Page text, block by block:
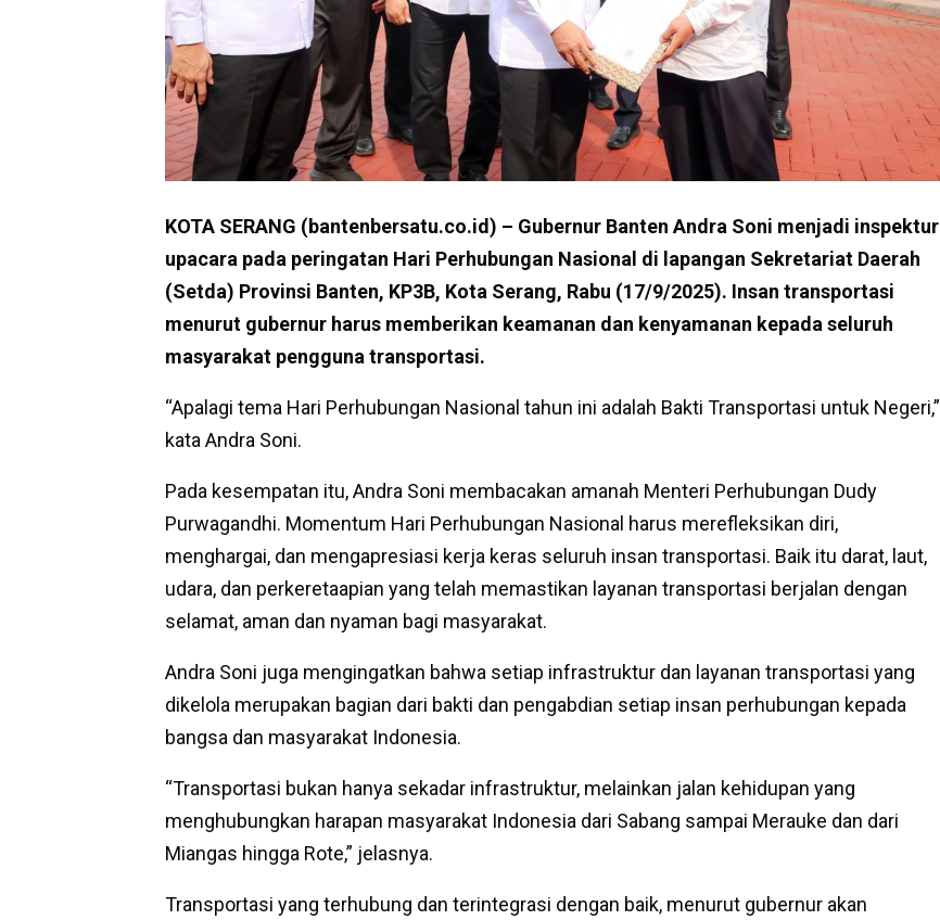
KOTA SERANG (bantenbersatu.co.id) – Gubernur Banten Andra Soni menjadi inspektur
upacara pada peringatan Hari Perhubungan Nasional di lapangan Sekretariat Daerah
(Setda) Provinsi Banten, KP3B, Kota Serang, Rabu (17/9/2025). Insan transportasi
menurut gubernur harus memberikan keamanan dan kenyamanan kepada seluruh
masyarakat pengguna transportasi.
“Apalagi tema Hari Perhubungan Nasional tahun ini adalah Bakti Transportasi untuk Negeri,”
kata Andra Soni.
Pada kesempatan itu, Andra Soni membacakan amanah Menteri Perhubungan Dudy
Purwagandhi. Momentum Hari Perhubungan Nasional harus merefleksikan diri,
menghargai, dan mengapresiasi kerja keras seluruh insan transportasi. Baik itu darat, laut,
udara, dan perkeretaapian yang telah memastikan layanan transportasi berjalan dengan
selamat, aman dan nyaman bagi masyarakat.
Andra Soni juga mengingatkan bahwa setiap infrastruktur dan layanan transportasi yang
dikelola merupakan bagian dari bakti dan pengabdian setiap insan perhubungan kepada
bangsa dan masyarakat Indonesia.
“Transportasi bukan hanya sekadar infrastruktur, melainkan jalan kehidupan yang
menghubungkan harapan masyarakat Indonesia dari Sabang sampai Merauke dan dari
Miangas hingga Rote,” jelasnya.
Transportasi yang terhubung dan terintegrasi dengan baik, menurut gubernur akan